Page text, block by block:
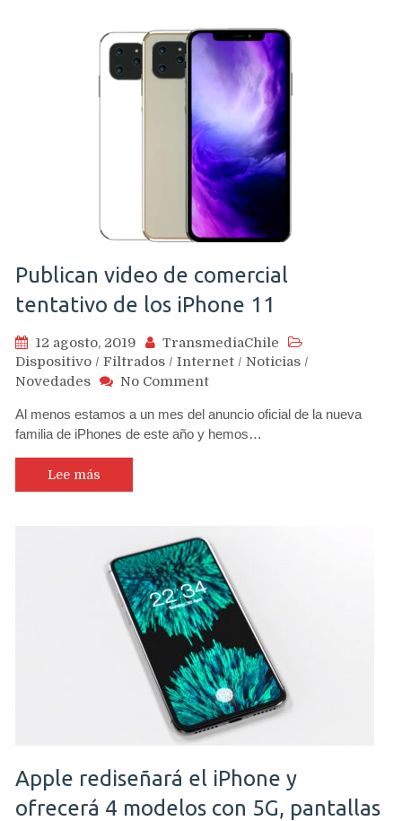
con
modelo
«iPhone
11
Pro
Max»
Publican video de comercial
tentativo de los iPhone 11
12 agosto, 2019
TransmediaChile
Dispositivo / Filtrados / Internet / Noticias /
Novedades
No Commenton
video
de
11
Al menos estamos a un mes del anuncio oficial de la nueva
familia de iPhones de este año y hemos…
Lee más
Apple rediseñará el iPhone y
ofrecerá 4 modelos con 5G, pantallas